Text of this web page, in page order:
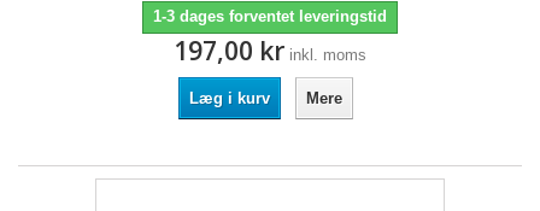
1-3 dages forventet leveringstid
197,00 kr inkl. moms
Læg i kurv Mere